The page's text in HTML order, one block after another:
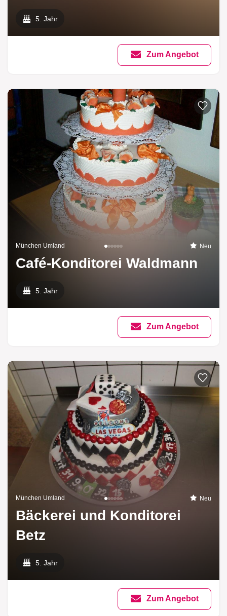
5. Jahr
Zum Angebot
München Umland Neu
Café-Konditorei Waldmann
5. Jahr
Zum Angebot
München Umland Neu
Bäckerei und Konditorei
Betz
5. Jahr
Zum Angebot